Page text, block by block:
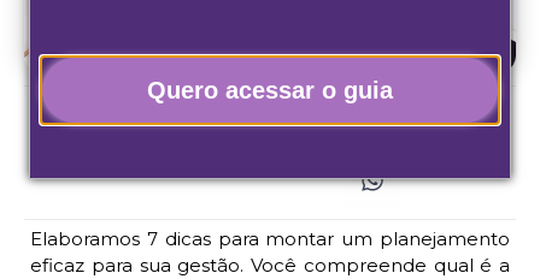
Quero acessar o guia
Compartilhe este post
Elaboramos 7 dicas para montar um planejamento
eficaz para sua gestão. Você compreende qual é a